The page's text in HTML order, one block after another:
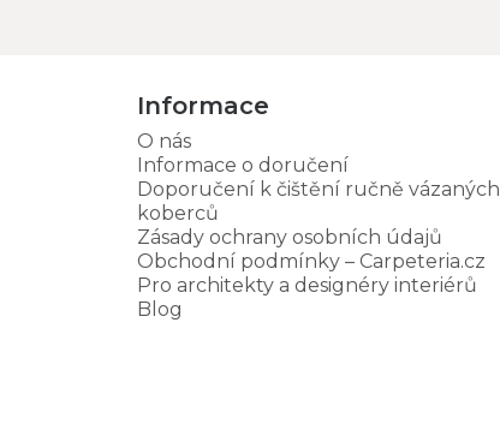
Informace
O nás
Informace o doručení
Doporučení k čištění ručně vázaných
koberců
Zásady ochrany osobních údajů
Obchodní podmínky – Carpeteria.cz
Pro architekty a designéry interiérů
Blog